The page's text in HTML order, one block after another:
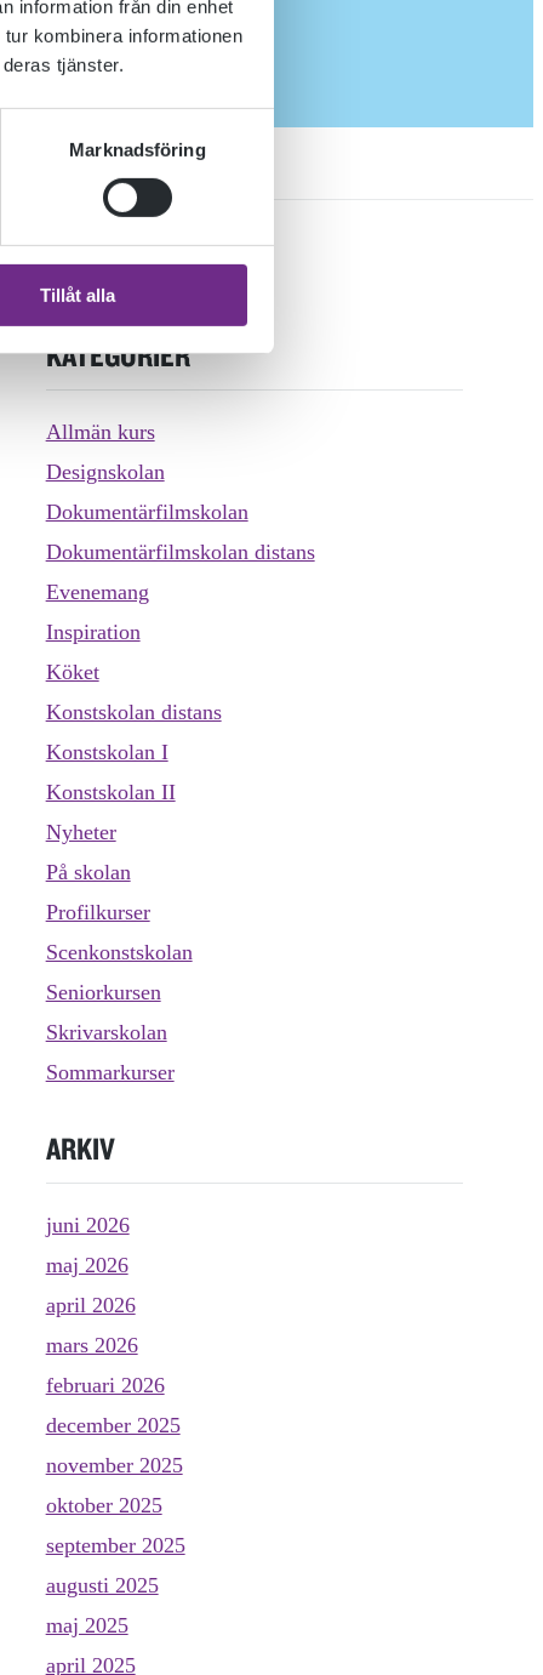
information från din enhet
kombinera informationen
tjänster.
Marknadsföring
Tillåt alla
KATEGORIER
Allmän kurs
Designskolan
Dokumentärfilmskolan
Dokumentärfilmskolan distans
Evenemang
Inspiration
Köket
Konstskolan distans
Konstskolan I
Konstskolan II
Nyheter
På skolan
Profilkurser
Scenkonstskolan
Seniorkursen
Skrivarskolan
Sommarkurser
ARKIV
juni 2026
maj 2026
april 2026
mars 2026
februari 2026
december 2025
november 2025
oktober 2025
september 2025
augusti 2025
maj 2025
april 2025